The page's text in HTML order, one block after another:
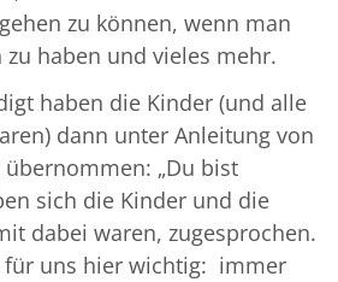
zu können, wenn man
zu haben und vieles mehr.
haben die Kinder (und alle
dann unter Anleitung von
„Du bist
sich die Kinder und die
dabei waren, zugesprochen.
für uns hier wichtig: immer